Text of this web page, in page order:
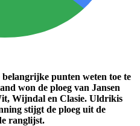
punten weten toe te
won de ploeg van Jansen
Wijndal en Clasie. Uldrikis
stijgt de ploeg uit de
ranglijst.